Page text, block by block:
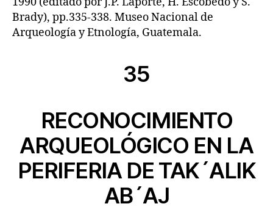
Brady), pp.335-338. Museo Nacional de
Arqueología y Etnología, Guatemala.
35
RECONOCIMIENTO
ARQUEOLÓGICO EN LA
PERIFERIA DE TAK´ALIK
AB´AJ